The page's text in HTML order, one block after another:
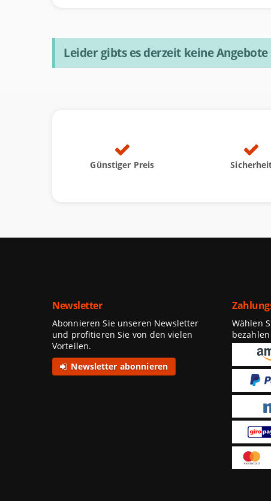
Leider gibts es derzeit keine
Günstiger Preis
Newsletter
Abonnieren Sie unseren Newsletter
und profitieren Sie von den vielen
Vorteilen.
Newsletter abonnieren
Wählen